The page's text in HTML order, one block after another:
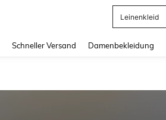
Leinenkleid
Schneller Versand Damenbekleidung